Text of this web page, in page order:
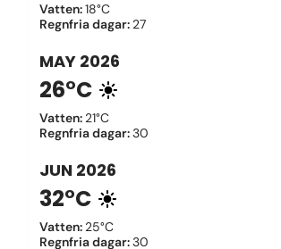
Vatten:18°C
Regnfria dagar: 27
MAY 2026
26°C
Vatten: 21°C
Regnfria dagar:30
JUN 2026
32°C
Vatten: 25°C
Regnfria dagar:30